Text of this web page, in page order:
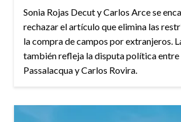
Sonia Rojas Decut y Carlos Arce se
rechazar el artículo que elimina las
la compra de campos por extranjeros.
también refleja la disputa política
Passalacqua y Carlos Rovira.